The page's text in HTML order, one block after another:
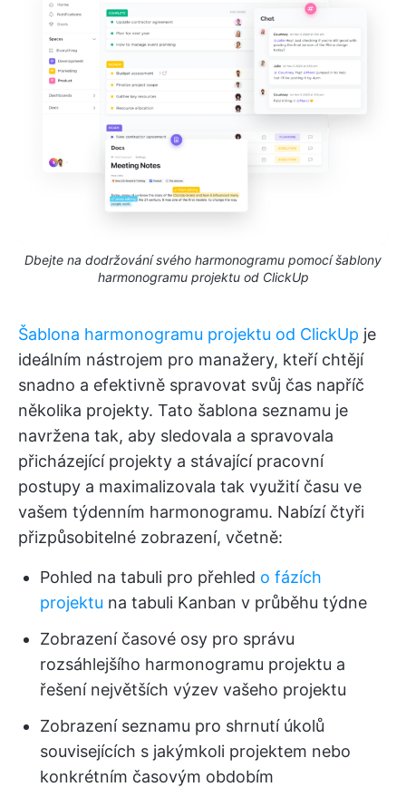
Dbejte na dodržování svého harmonogramu pomocí šablony
harmonogramu projektu od ClickUp
Šablona harmonogramu projektu od ClickUp je
ideálním nástrojem pro manažery, kteří chtějí
snadno a efektivně spravovat svůj čas napříč
několika projekty. Tato šablona seznamu je
navržena tak, aby sledovala a spravovala
přicházející projekty a stávající pracovní
postupy a maximalizovala tak využití času ve
vašem týdenním harmonogramu. Nabízí čtyři
přizpůsobitelné zobrazení, včetně:
Pohled na tabuli pro přehled o fázích
projektu na tabuli Kanban v průběhu týdne
Zobrazení časové osy pro správu
rozsáhlejšího harmonogramu projektu a
řešení největších výzev vašeho projektu
Zobrazení seznamu pro shrnutí úkolů
souvisejících s jakýmkoli projektem nebo
konkrétním časovým obdobím